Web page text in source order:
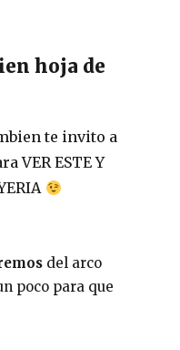
hoja de
te invito a
VER ESTE Y
del arco
poco para que